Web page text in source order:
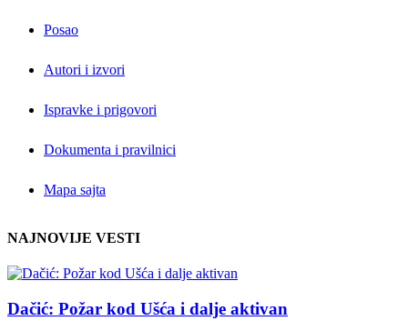
Posao
Autori i izvori
Ispravke i prigovori
Dokumenta i pravilnici
Mapa sajta
NAJNOVIJE VESTI
Dačić: Požar kod Ušća i dalje aktivan